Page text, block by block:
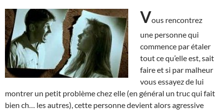
Vous rencontrez
une personne qui
commence par étaler
tout ce qu’elle est, sait
faire et si par malheur
vous essayez de lui
montrer un petit problème chez elle (en général un truc qui fait
bien ch… les autres), cette personne devient alors agressive